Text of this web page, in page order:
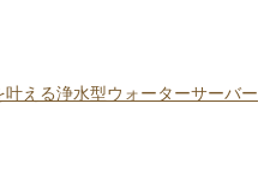
える浄水型ウォーターサーバー